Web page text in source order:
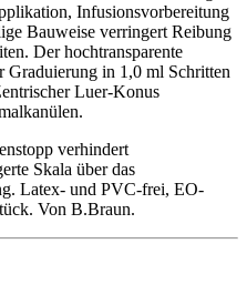
Infusionsvorbereitung
Bauweise verringert Reibung
Der hochtransparente
Graduierung in 1,0 ml Schritten
Luer-Konus
verhindert
Skala über das
Latex- und PVC-frei, EO-
Von B.Braun.